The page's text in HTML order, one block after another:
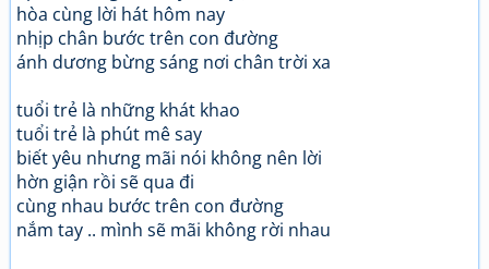
hòa cùng lời hát hôm nay
nhịp chân bước trên con đường
ánh dương bừng sáng nơi chân trời xa
tuổi trẻ là những khát khao
tuổi trẻ là phút mê say
biết yêu nhưng mãi nói không nên lời
hờn giận rồi sẽ qua đi
cùng nhau bước trên con đường
nắm tay .. mình sẽ mãi không rời nhau